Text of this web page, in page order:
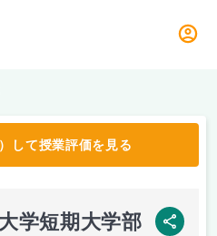
して授業評価を見る
学短期大学部
SNS